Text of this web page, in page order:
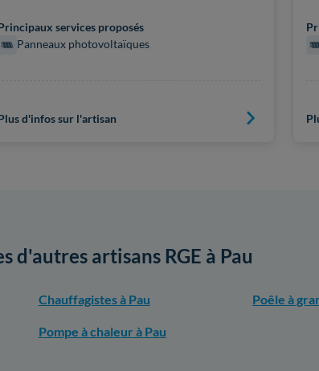
services proposés
Panneaux photovoltaïques
d'infos sur l'artisan
d'autres artisans RGE à Pau
Chauffagistes à Pau Poêle à
Pompe à chaleur à Pau